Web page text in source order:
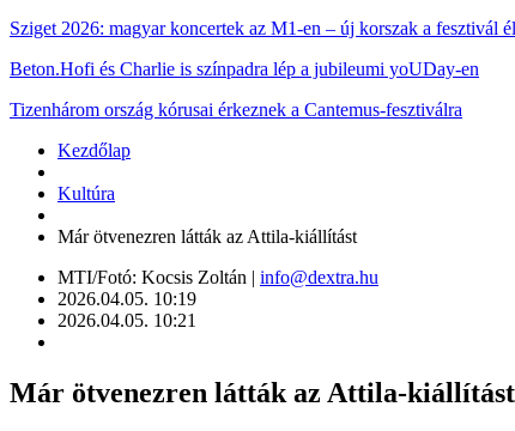
Sziget 2026: magyar koncertek az M1‑en – új korszak a fesztivál
Beton.Hofi és Charlie is színpadra lép a jubileumi yoUDay-en
Tizenhárom ország kórusai érkeznek a Cantemus-fesztiválra
Kezdőlap
Kultúra
Már ötvenezren látták az Attila-kiállítást
MTI/Fotó: Kocsis Zoltán | info@dextra.hu
2026.04.05. 10:19
2026.04.05. 10:21
Már ötvenezren látták az Attila-kiállítást